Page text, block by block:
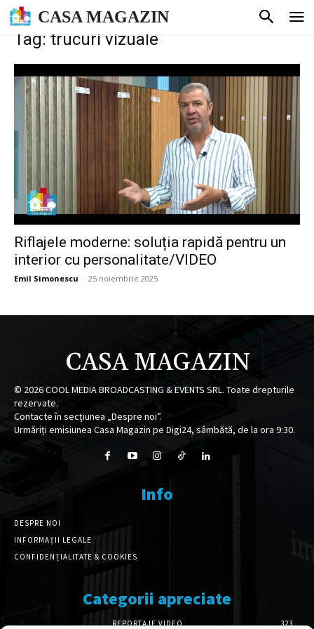
CASA MAGAZIN
Tag: trucuri vizuale
Riflajele moderne: soluția rapidă pentru un
interior cu personalitate/VIDEO
Emil Simonescu - 25 noiembrie 2025
CASA MAGAZIN
© 2026COOL MEDIA BROADCASTING & EVENTS SRL. Toate drepturile
rezervate.
Contacte în secțiunea „Despre noi”.
Urmăriți emisiunea Casa Magazin pe Digi24, sâmbătă, de la ora 9:30.
Info
DESPRE NOI
INFORMAȚII LEGALE
CONFIDENȚIALITATE & COOKIES
Categorii apreciate
REPORTAJE VIDEO 323